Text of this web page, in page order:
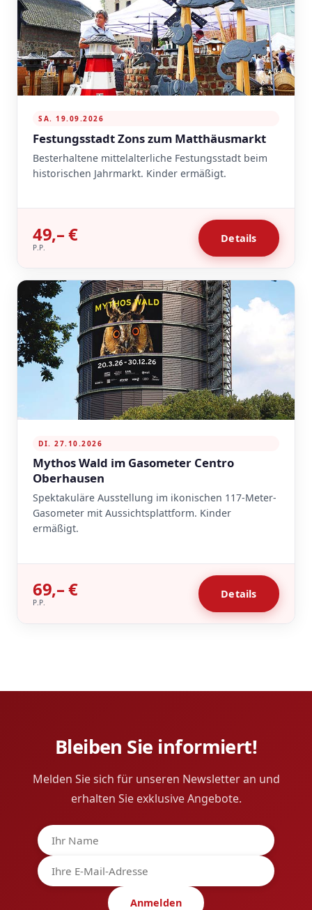
SA. 19.09.2026
Festungsstadt Zons zum Matthäusmarkt
Besterhaltene mittelalterliche Festungsstadt beim
historischen Jahrmarkt. Kinder ermäßigt.
49,– €
P.P.
Details
DI. 27.10.2026
Mythos Wald im Gasometer Centro
Oberhausen
Spektakuläre Ausstellung im ikonischen 117-Meter-
Gasometer mit Aussichtsplattform. Kinder
ermäßigt.
69,– €
P.P.
Details
Bleiben Sie informiert!
Melden Sie sich für unseren Newsletter an und
erhalten Sie exklusive Angebote.
Anmelden